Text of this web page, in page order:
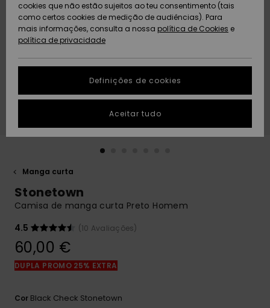
Artigos
recém-
chegados
Coleções
Artigos
recém-
chegados
Highlights
Community
AJUDA
Protecção de
dados
Guia de
tamanhos
conversa para
obteres a
resposta mais
rápida à tua
respostas
para as
frequentes e o
contacto.
SUSTAINABILITY
PRESENTE
DESEJO
Manga curta
Stonetown
Camisa de manga curta Preto Homem
4.5
(10 Avaliações)
60,00 €
DUPLA PROMO 25% EXTRA
Cor Black Check Stonetown
cookies que não estão sujeitos ao teu consentimento (tais
como certos cookies de medição de audiências). Para
mais informações, consulta a nossa política de Cookies e
política de privacidade
Definições de cookies
Aceitar tudo